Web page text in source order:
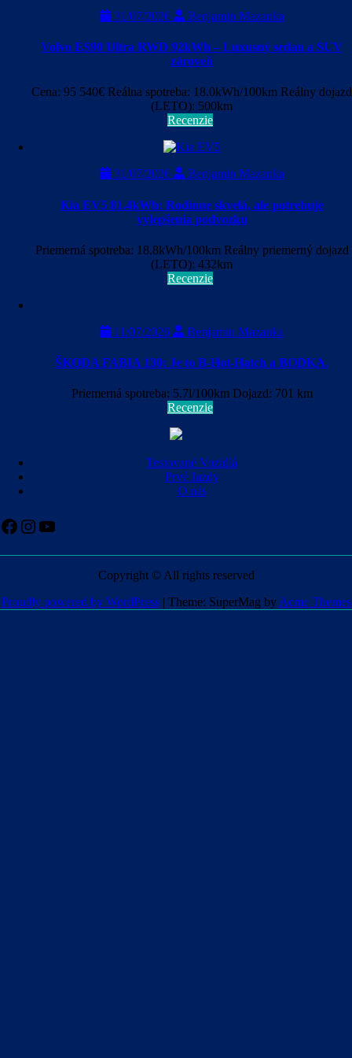
31/07/2026 Benjamin Mazanka
Volvo ES90 Ultra RWD 92kWh – Luxusný sedan a SUV
zároveň
Cena: 95 540€ Reálna spotreba: 18.0kWh/100km Reálny dojazd
(LETO): 500km
Recenzie
31/07/2026 Benjamin Mazanka
Kia EV5 81.4kWh: Rodinne skvelá, ale potrebuje
vylepšenia podvozku
Priemerná spotreba: 18.8kWh/100km Reálny priemerný dojazd
(LETO): 432km
Recenzie
11/07/2026 Benjamin Mazanka
ŠKODA FABIA 130: Je to B-Hot-Hatch a BODKA.
Priemerná spotreba: 5.7l/100km Dojazd: 701 km
Recenzie
Testované Vozidlá
Prvé Jazdy
O nás
Facebook
Instagram
YouTube
Copyright © All rights reserved
Proudly powered by WordPress | Theme: SuperMag by Acme Themes